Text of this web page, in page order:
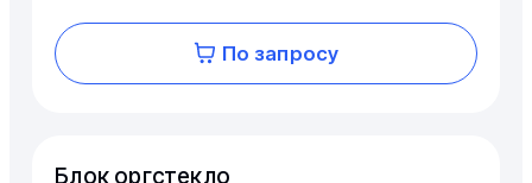
По запросу
Блок оргстекло